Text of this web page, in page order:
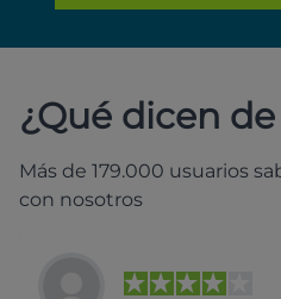
¿Qué dicen
Más de 179.000 usuarios
con nosotros